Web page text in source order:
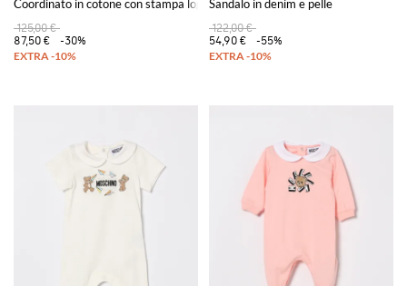
Coordinato in cotone con stampa logo
125,00 €
87,50 €
-30%
Sandalo in denim e pelle
122,00 €
54,90 €
-55%